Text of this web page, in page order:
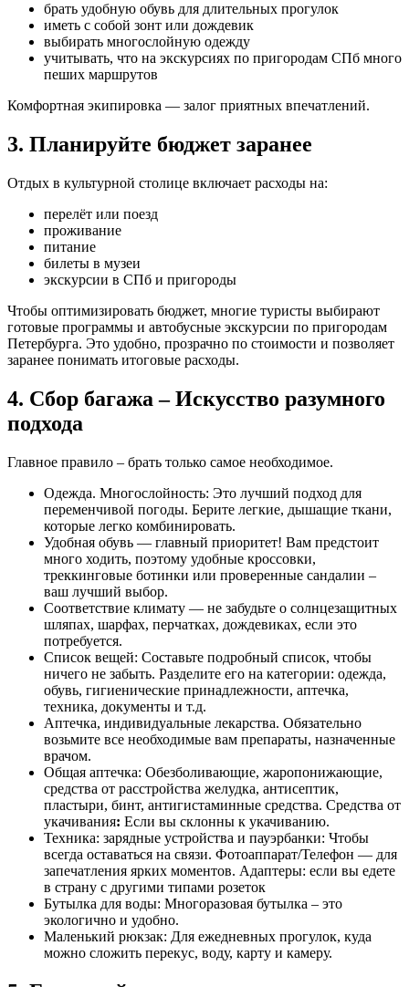
брать удобную обувь для длительных прогулок
иметь с собой зонт или дождевик
выбирать многослойную одежду
учитывать, что на экскурсиях по пригородам СПб много
пеших маршрутов
Комфортная экипировка — залог приятных впечатлений.
3. Планируйте бюджет заранее
Отдых в культурной столице включает расходы на:
перелёт или поезд
проживание
питание
билеты в музеи
экскурсии в СПб и пригороды
Чтобы оптимизировать бюджет, многие туристы выбирают
готовые программы и автобусные экскурсии по пригородам
Петербурга. Это удобно, прозрачно по стоимости и позволяет
заранее понимать итоговые расходы.
4. Сбор багажа – Искусство разумного
подхода
Главное правило – брать только самое необходимое.
Одежда. Многослойность: Это лучший подход для
переменчивой погоды. Берите легкие, дышащие ткани,
которые легко комбинировать.
Удобная обувь — главный приоритет! Вам предстоит
много ходить, поэтому удобные кроссовки,
треккинговые ботинки или проверенные сандалии –
ваш лучший выбор.
Соответствие климату — не забудьте о солнцезащитных
шляпах, шарфах, перчатках, дождевиках, если это
потребуется.
Список вещей: Составьте подробный список, чтобы
ничего не забыть. Разделите его на категории: одежда,
обувь, гигиенические принадлежности, аптечка,
техника, документы и т.д.
Аптечка, индивидуальные лекарства. Обязательно
возьмите все необходимые вам препараты, назначенные
врачом.
Общая аптечка: Обезболивающие, жаропонижающие,
средства от расстройства желудка, антисептик,
пластыри, бинт, антигистаминные средства. Средства от
укачивания: Если вы склонны к укачиванию.
Техника: зарядные устройства и пауэрбанки: Чтобы
всегда оставаться на связи. Фотоаппарат/Телефон — для
запечатления ярких моментов. Адаптеры: если вы едете
в страну с другими типами розеток
Бутылка для воды: Многоразовая бутылка – это
экологично и удобно.
Маленький рюкзак: Для ежедневных прогулок, куда
можно сложить перекус, воду, карту и камеру.